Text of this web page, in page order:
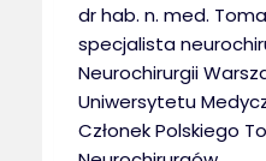
dr hab. n. med.
specjalista
Neurochirurgii
Uniwersytetu
Członek Polskiego